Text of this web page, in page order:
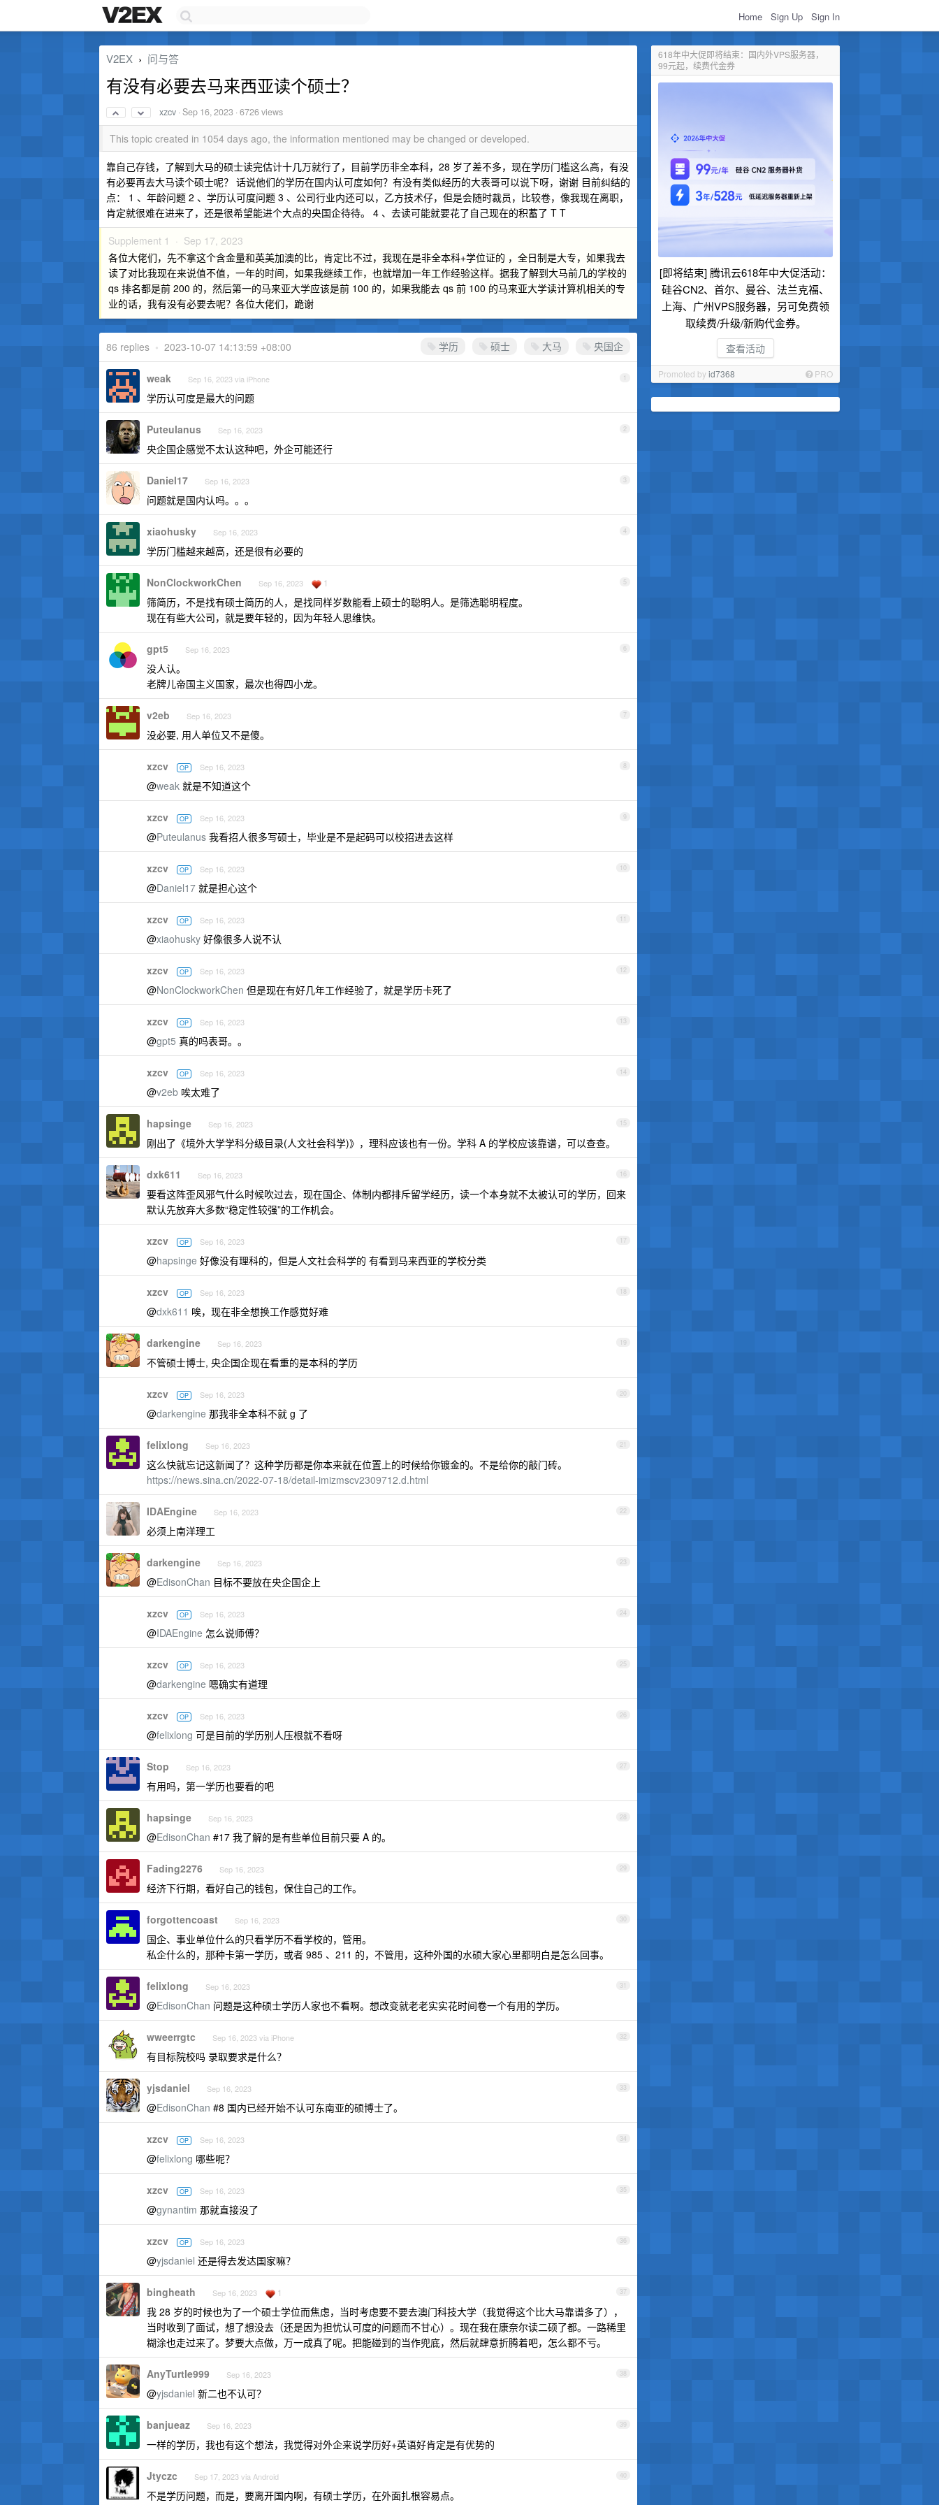
Home Sign Up Sign In
618年中大促即将结束：国内外VPS服务器，
99元起，续费代金券
[即将结束] 腾讯云618年中大促活动：
硅谷CN2、首尔、曼谷、法兰克福、
上海、广州VPS服务器，另可免费领
取续费/升级/新购代金券。
查看活动
Promoted byid7368 PRO
V2EX › 问与答
有没有必要去马来西亚读个硕士？
xzcv ·Sep 16, 2023 · 6726 views
This topic created in 1054 days ago, the information mentioned may be changed or developed.
靠自己存钱，了解到大马的硕士读完估计十几万就行了，目前学历非全本科，28 岁了差不多，现在学历门槛这么高，有没
有必要再去大马读个硕士呢？ 话说他们的学历在国内认可度如何？有没有类似经历的大表哥可以说下呀，谢谢 目前纠结的
点： 1 、年龄问题 2 、学历认可度问题 3 、公司行业内还可以，乙方技术仔，但是会随时裁员，比较卷，像我现在离职，
肯定就很难在进来了，还是很希望能进个大点的央国企待待。 4 、去读可能就要花了自己现在的积蓄了 T T
Supplement 1 · Sep 17, 2023
各位大佬们，先不拿这个含金量和英美加澳的比，肯定比不过，我现在是非全本科+学位证的 ，全日制是大专，如果我去
读了对比我现在来说值不值，一年的时间，如果我继续工作，也就增加一年工作经验这样。据我了解到大马前几的学校的
qs 排名都是前 200 的，然后第一的马来亚大学应该是前 100 的，如果我能去 qs 前 100 的马来亚大学读计算机相关的专
业的话，我有没有必要去呢？各位大佬们，跪谢
学历 硕士 大马 央国企
86 replies • 2023-10-07 14:13:59 +08:00
1
weak Sep 16, 2023 via iPhone
学历认可度是最大的问题
2
Puteulanus Sep 16, 2023
央企国企感觉不太认这种吧，外企可能还行
3
Daniel17 Sep 16, 2023
问题就是国内认吗。。。
4
xiaohusky Sep 16, 2023
学历门槛越来越高，还是很有必要的
5
NonClockworkChen Sep 16, 2023 1
筛简历，不是找有硕士简历的人，是找同样岁数能看上硕士的聪明人。是筛选聪明程度。
现在有些大公司，就是要年轻的，因为年轻人思维快。
6
gpt5 Sep 16, 2023
没人认。
老牌儿帝国主义国家，最次也得四小龙。
7
v2eb Sep 16, 2023
没必要, 用人单位又不是傻。
8
xzcv OP Sep 16, 2023
@weak 就是不知道这个
9
xzcv OP Sep 16, 2023
@Puteulanus 我看招人很多写硕士，毕业是不是起码可以校招进去这样
10
xzcv OP Sep 16, 2023
@Daniel17 就是担心这个
11
xzcv OP Sep 16, 2023
@xiaohusky 好像很多人说不认
12
xzcv OP Sep 16, 2023
@NonClockworkChen 但是现在有好几年工作经验了，就是学历卡死了
13
xzcv OP Sep 16, 2023
@gpt5 真的吗表哥。。
14
xzcv OP Sep 16, 2023
@v2eb 唉太难了
15
hapsinge Sep 16, 2023
刚出了《境外大学学科分级目录(人文社会科学)》，理科应该也有一份。学科 A 的学校应该靠谱，可以查查。
16
dxk611 Sep 16, 2023
要看这阵歪风邪气什么时候吹过去，现在国企、体制内都排斥留学经历，读一个本身就不太被认可的学历，回来
默认先放弃大多数“稳定性较强”的工作机会。
17
xzcv OP Sep 16, 2023
@hapsinge 好像没有理科的，但是人文社会科学的 有看到马来西亚的学校分类
18
xzcv OP Sep 16, 2023
@dxk611 唉，现在非全想换工作感觉好难
19
darkengine Sep 16, 2023
不管硕士博士, 央企国企现在看重的是本科的学历
20
xzcv OP Sep 16, 2023
@darkengine 那我非全本科不就 g 了
21
felixlong Sep 16, 2023
这么快就忘记这新闻了？这种学历都是你本来就在位置上的时候给你镀金的。不是给你的敲门砖。
https://news.sina.cn/2022-07-18/detail-imizmscv2309712.d.html
22
IDAEngine Sep 16, 2023
必须上南洋理工
23
darkengine Sep 16, 2023
@EdisonChan 目标不要放在央企国企上
24
xzcv OP Sep 16, 2023
@IDAEngine 怎么说师傅？
25
xzcv OP Sep 16, 2023
@darkengine 嗯确实有道理
26
xzcv OP Sep 16, 2023
@felixlong 可是目前的学历别人压根就不看呀
27
Stop Sep 16, 2023
有用吗，第一学历也要看的吧
28
hapsinge Sep 16, 2023
@EdisonChan #17 我了解的是有些单位目前只要 A 的。
29
Fading2276 Sep 16, 2023
经济下行期，看好自己的钱包，保住自己的工作。
30
forgottencoast Sep 16, 2023
国企、事业单位什么的只看学历不看学校的，管用。
私企什么的，那种卡第一学历，或者 985 、211 的，不管用，这种外国的水硕大家心里都明白是怎么回事。
31
felixlong Sep 16, 2023
@EdisonChan 问题是这种硕士学历人家也不看啊。想改变就老老实实花时间卷一个有用的学历。
32
wweerrgtc Sep 16, 2023 via iPhone
有目标院校吗 录取要求是什么？
33
yjsdaniel Sep 16, 2023
@EdisonChan #8 国内已经开始不认可东南亚的硕博士了。
34
xzcv OP Sep 16, 2023
@felixlong 哪些呢？
35
xzcv OP Sep 16, 2023
@gynantim 那就直接没了
36
xzcv OP Sep 16, 2023
@yjsdaniel 还是得去发达国家嘛？
37
bingheath Sep 16, 2023 1
我 28 岁的时候也为了一个硕士学位而焦虑，当时考虑要不要去澳门科技大学（我觉得这个比大马靠谱多了），
当时收到了面试，想了想没去（还是因为担忧认可度的问题而不甘心）。现在我在康奈尔读二硕了都。一路稀里
糊涂也走过来了。梦要大点做，万一成真了呢。把能碰到的当作兜底，然后就肆意折腾着吧，怎么都不亏。
38
AnyTurtle999 Sep 16, 2023
@yjsdaniel 新二也不认可？
39
banjueaz Sep 16, 2023
一样的学历，我也有这个想法，我觉得对外企来说学历好+英语好肯定是有优势的
40
Jtyczc Sep 17, 2023 via Android
不是学历问题，而是，要离开国内啊，有硕士学历，在外面扎根容易点。